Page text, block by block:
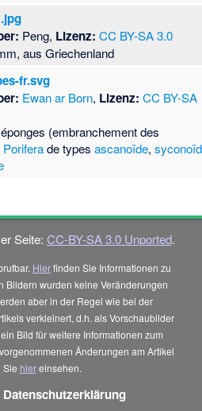
Peng, Lizenz: CC BY-SA 3.0
aus Griechenland
fr.svg
Ewan ar Born, Lizenz: CC BY-SA
(embranchement des
Poriferade typesascanoïde,
Seite: CC-BY-SA 3.0 Unported.
Hierfinden Sie Informationen zu
Bildern wurden keine Veränderungen
aber in der Regel wie bei der
verkleinert, d.h. als Vorschaubilder
Bild für weitere Informationen zum
Änderungen am Artikel
Sie hiereinsehen.
Datenschutzerklärung